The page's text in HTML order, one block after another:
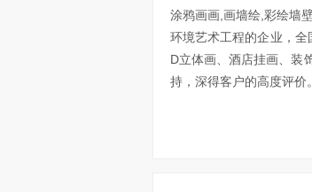
涂鸦画画,画墙绘,彩绘墙
环境艺术工程的企业，
D立体画、酒店挂画、装
持，深得客户的高度评价